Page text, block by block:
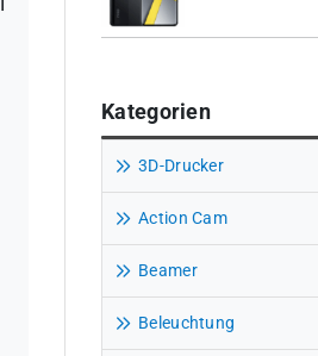
Kategorien
3D-Drucker
Action Cam
Beamer
Beleuchtung